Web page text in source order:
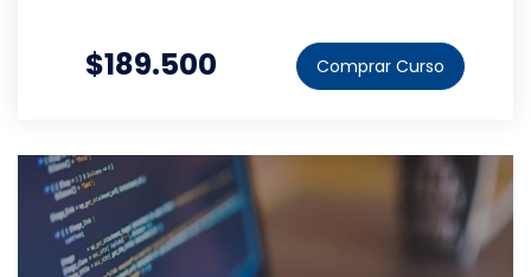
$189.500 Comprar Curso